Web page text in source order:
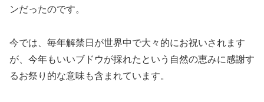
ンだったのです。
今では、毎年解禁日が世界中で大々的にお祝いされます
が、今年もいいブドウが採れたという自然の恵みに感謝す
るお祭り的な意味も含まれています。